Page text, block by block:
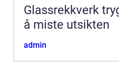
Glassrekkverk trygg sikring uten
å miste utsikten
admin